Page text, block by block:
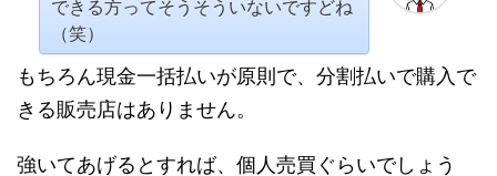
できる方ってそうそういないですどね
（笑）
もちろん現金一括払いが原則で、分割払いで購入で
きる販売店はありません。
強いてあげるとすれば、個人売買ぐらいでしょう